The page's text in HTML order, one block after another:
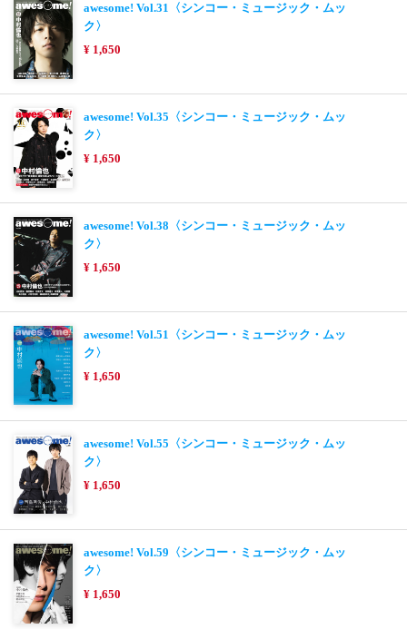
awesome! Vol.31〈シンコー・ミュージック・ムッ
ク〉
¥ 1,650
awesome! Vol.35〈シンコー・ミュージック・ムッ
ク〉
¥ 1,650
awesome! Vol.38〈シンコー・ミュージック・ムッ
ク〉
¥ 1,650
awesome! Vol.51〈シンコー・ミュージック・ムッ
ク〉
¥ 1,650
awesome! Vol.55〈シンコー・ミュージック・ムッ
ク〉
¥ 1,650
awesome! Vol.59〈シンコー・ミュージック・ムッ
ク〉
¥ 1,650